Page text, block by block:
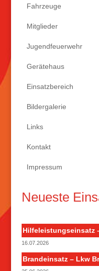
Fahrzeuge
Mitglieder
Jugendfeuerwehr
Gerätehaus
Einsatzbereich
Bildergalerie
Links
Kontakt
Impressum
Neueste
Hilfeleistungseinsatz
16.07.2026
Brandeinsatz – Lkw